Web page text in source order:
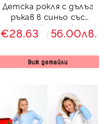
Детска рокля с дълъг
ръкав в синьо със
снежна картинка с
къщички Снежана
€28.63 56.00лв.
Виж детайли